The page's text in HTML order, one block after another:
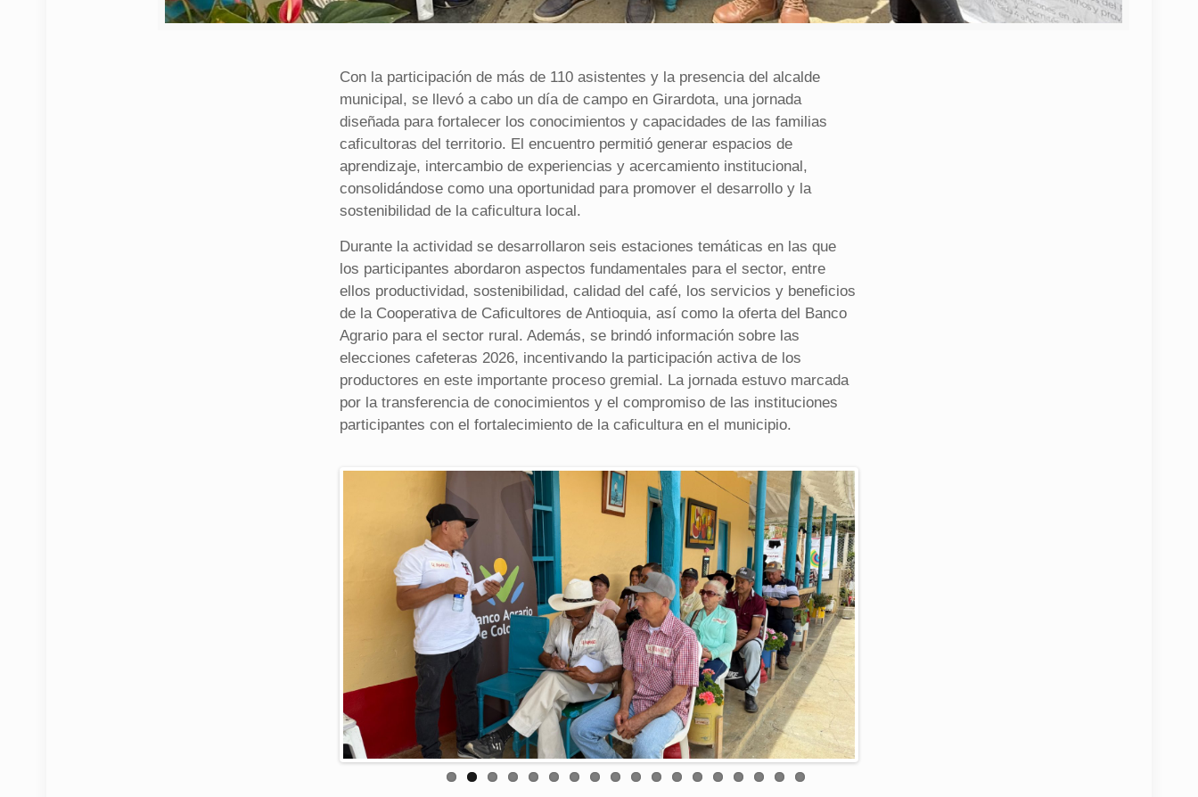
Con la participación de más de 110 asistentes y la presencia del alcalde
municipal, se llevó a cabo un día de campo en Girardota, una jornada
diseñada para fortalecer los conocimientos y capacidades de las familias
caficultoras del territorio. El encuentro permitió generar espacios de
aprendizaje, intercambio de experiencias y acercamiento institucional,
consolidándose como una oportunidad para promover el desarrollo y la
sostenibilidad de la caficultura local.
Durante la actividad se desarrollaron seis estaciones temáticas en las que
los participantes abordaron aspectos fundamentales para el sector, entre
ellos productividad, sostenibilidad, calidad del café, los servicios y beneficios
de la Cooperativa de Caficultores de Antioquia, así como la oferta del Banco
Agrario para el sector rural. Además, se brindó información sobre las
elecciones cafeteras 2026, incentivando la participación activa de los
productores en este importante proceso gremial. La jornada estuvo marcada
por la transferencia de conocimientos y el compromiso de las instituciones
participantes con el fortalecimiento de la caficultura en el municipio.